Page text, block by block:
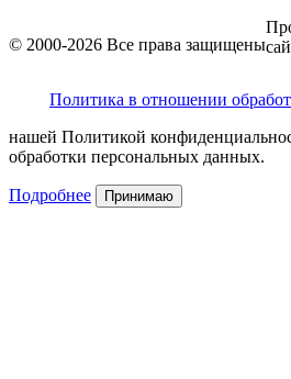
© 2000-2026 Все права защищены
Политика в отношении
нашей Политикой
обработки персональных данных.
Подробнее Принимаю